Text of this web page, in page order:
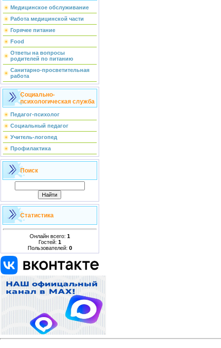
Медицинское обслуживание
Работа медицинской части
Горячее питание
Food
Ответы на вопросы
родителей по питанию
Санитарно-просветительная
работа
Социально-
психологическая служба
Педагог-психолог
Социальный педагог
Учитель-логопед
Профилактика
Поиск
Статистика
Онлайн всего: 1
Гостей: 1
Пользователей: 0